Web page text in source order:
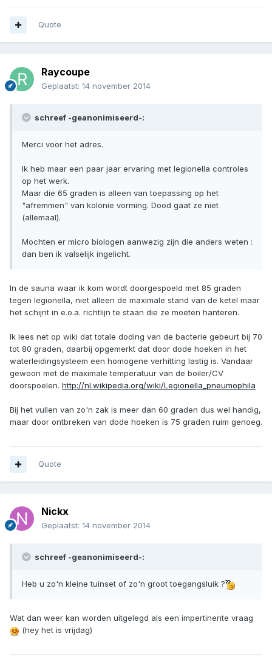
Quote
Raycoupe
Geplaatst: 14 november 2014
schreef -geanonimiseerd-:
Merci voor het adres.
Ik heb maar een paar jaar ervaring met legionella controles
op het werk.
Maar die 65 graden is alleen van toepassing op het
"afremmen" van kolonie vorming. Dood gaat ze niet
(allemaal).
Mochten er micro biologen aanwezig zijn die anders weten :
dan ben ik valselijk ingelicht.
In de sauna waar ik kom wordt doorgespoeld met 85 graden
tegen legionella, niet alleen de maximale stand van de ketel maar
het schijnt in e.o.a. richtlijn te staan die ze moeten hanteren.
Ik lees net op wiki dat totale doding van de bacterie gebeurt bij 70
tot 80 graden, daarbij opgemerkt dat door dode hoeken in het
waterleidingsysteem een homogene verhitting lastig is. Vandaar
gewoon met de maximale temperatuur van de boiler/CV
doorspoelen. http://nl.wikipedia.org/wiki/Legionella_pneumophila
Bij het vullen van zo'n zak is meer dan 60 graden dus wel handig,
maar door ontbreken van dode hoeken is 75 graden ruim genoeg.
Quote
Nickx
Geplaatst: 14 november 2014
schreef -geanonimiseerd-:
Heb u zo'n kleine tuinset of zo'n groot toegangsluik ?
Wat dan weer kan worden uitgelegd als een impertinente vraag
(hey het is vrijdag)